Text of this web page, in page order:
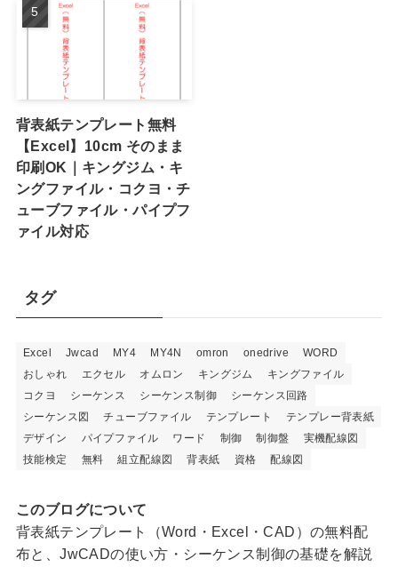
背表紙テンプレート無料
【Excel】10cm そのまま
印刷OK｜キングジム・キ
ングファイル・コクヨ・チ
ューブファイル・パイプフ
ァイル対応
タグ
Excel Jwcad MY4 MY4N omron onedrive
WORD
おしゃれ
エクセル オムロン キングジム
キングファイル
コクヨ
シーケンス シーケンス制御
シーケンス回路
シーケンス図
チューブファイル テンプレート
テンプレー背表紙
デザイン
パイプファイル ワード 制御 制御盤
実機配線図
技能検定
無料 組立配線図 背表紙 資格 配線図
このブログについて
背表紙テンプレート（Word・Excel・CAD）の無料配
布と、JwCADの使い方・シーケンス制御の基礎を解説